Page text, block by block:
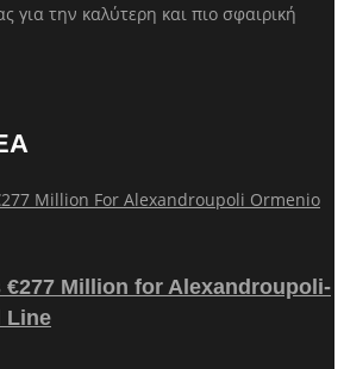
για την καλύτερη και πιο σφαιρική
€277 Million for Alexandroupoli-
Line